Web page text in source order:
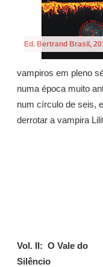
Ed. Bertrand Brasil,
vampiros em pleno
numa época muito
num círculo de seis,
derrotar a vampira
Vol. II: O Vale do
Silêncio